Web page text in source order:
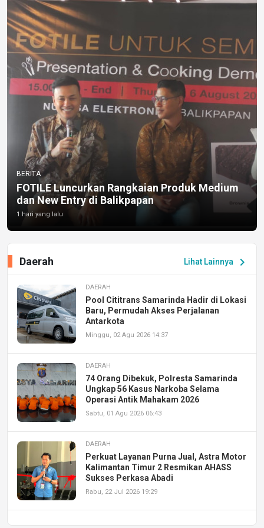
BERITA
FOTILE Luncurkan Rangkaian Produk Medium
dan New Entry di Balikpapan
1 hari yang lalu
Lihat Lainnya chevron_right
Daerah
DAERAH
Pool Cititrans Samarinda Hadir di Lokasi
Baru, Permudah Akses Perjalanan
Antarkota
Minggu, 02 Agu 2026 14:37
DAERAH
74 Orang Dibekuk, Polresta Samarinda
Ungkap 56 Kasus Narkoba Selama
Operasi Antik Mahakam 2026
Sabtu, 01 Agu 2026 06:43
DAERAH
Perkuat Layanan Purna Jual, Astra Motor
Kalimantan Timur 2 Resmikan AHASS
Sukses Perkasa Abadi
Rabu, 22 Jul 2026 19:29